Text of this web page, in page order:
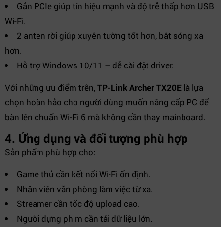
Gắn PCIe giúp tín hiệu mạnh và độ trễ thấp hơn USB
Wi-Fi.
2 anten rời giúp xuyên tường tốt hơn, bắt sóng xa
hơn.
Hỗ trợ Windows 10/11 – dễ cài đặt driver.
Với những ưu điểm trên,TP-Link Archer TX20E là lựa
chọn hoàn hảo cho người dùng muốn nâng cấp PC để
bàn lên chuẩn Wi-Fi 6 mà không cần thay mainboard.
4. Ứng dụng và đối tượng phù hợp
Sản phẩm phù hợp cho:
Game thủ cần kết nối Wi-Fi ổn định.
Nhân viên văn phòng làm việc từ xa.
Streamer cần tốc độ upload cao.
Người dựng phim cần tải dữ liệu lớn.